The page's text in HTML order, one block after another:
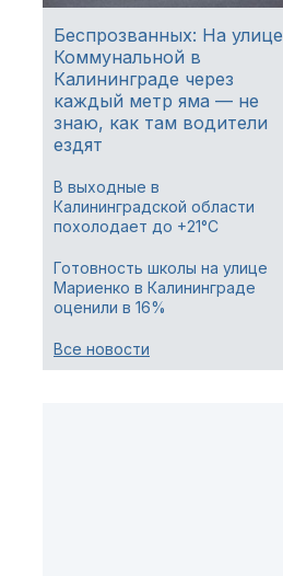
Беспрозванных: На улице
Коммунальной в
Калининграде через
каждый метр яма — не
знаю, как там водители
ездят
В выходные в
Калининградской области
похолодает до +21°C
Готовность школы на улице
Мариенко в Калининграде
оценили в 16%
Все новости